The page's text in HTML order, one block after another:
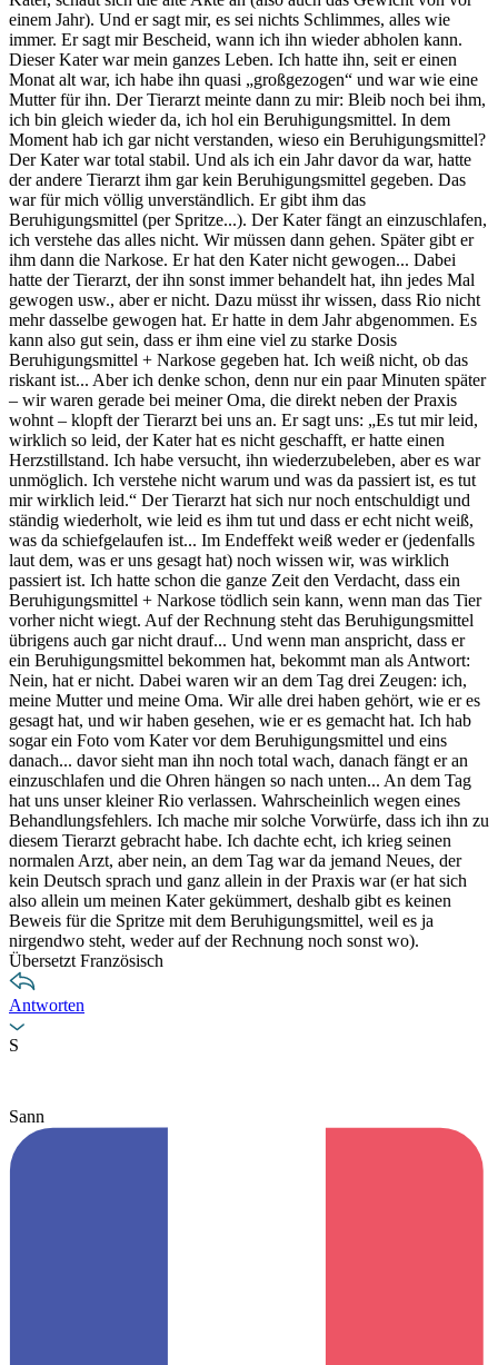
einem Jahr). Und er sagt mir, es sei nichts Schlimmes, alles wie
immer. Er sagt mir Bescheid, wann ich ihn wieder abholen kann.
Dieser Kater war mein ganzes Leben. Ich hatte ihn, seit er einen
Monat alt war, ich habe ihn quasi „großgezogen“ und war wie eine
Mutter für ihn. Der Tierarzt meinte dann zu mir: Bleib noch bei ihm,
ich bin gleich wieder da, ich hol ein Beruhigungsmittel. In dem
Moment hab ich gar nicht verstanden, wieso ein Beruhigungsmittel?
Der Kater war total stabil. Und als ich ein Jahr davor da war, hatte
der andere Tierarzt ihm gar kein Beruhigungsmittel gegeben. Das
war für mich völlig unverständlich. Er gibt ihm das
Beruhigungsmittel (per Spritze...). Der Kater fängt an einzuschlafen,
ich verstehe das alles nicht. Wir müssen dann gehen. Später gibt er
ihm dann die Narkose. Er hat den Kater nicht gewogen... Dabei
hatte der Tierarzt, der ihn sonst immer behandelt hat, ihn jedes Mal
gewogen usw., aber er nicht. Dazu müsst ihr wissen, dass Rio nicht
mehr dasselbe gewogen hat. Er hatte in dem Jahr abgenommen. Es
kann also gut sein, dass er ihm eine viel zu starke Dosis
Beruhigungsmittel + Narkose gegeben hat. Ich weiß nicht, ob das
riskant ist... Aber ich denke schon, denn nur ein paar Minuten später
– wir waren gerade bei meiner Oma, die direkt neben der Praxis
wohnt – klopft der Tierarzt bei uns an. Er sagt uns: „Es tut mir leid,
wirklich so leid, der Kater hat es nicht geschafft, er hatte einen
Herzstillstand. Ich habe versucht, ihn wiederzubeleben, aber es war
unmöglich. Ich verstehe nicht warum und was da passiert ist, es tut
mir wirklich leid.“ Der Tierarzt hat sich nur noch entschuldigt und
ständig wiederholt, wie leid es ihm tut und dass er echt nicht weiß,
was da schiefgelaufen ist... Im Endeffekt weiß weder er (jedenfalls
laut dem, was er uns gesagt hat) noch wissen wir, was wirklich
passiert ist. Ich hatte schon die ganze Zeit den Verdacht, dass ein
Beruhigungsmittel + Narkose tödlich sein kann, wenn man das Tier
vorher nicht wiegt. Auf der Rechnung steht das Beruhigungsmittel
übrigens auch gar nicht drauf... Und wenn man anspricht, dass er
ein Beruhigungsmittel bekommen hat, bekommt man als Antwort:
Nein, hat er nicht. Dabei waren wir an dem Tag drei Zeugen: ich,
meine Mutter und meine Oma. Wir alle drei haben gehört, wie er es
gesagt hat, und wir haben gesehen, wie er es gemacht hat. Ich hab
sogar ein Foto vom Kater vor dem Beruhigungsmittel und eins
danach... davor sieht man ihn noch total wach, danach fängt er an
einzuschlafen und die Ohren hängen so nach unten... An dem Tag
hat uns unser kleiner Rio verlassen. Wahrscheinlich wegen eines
Behandlungsfehlers. Ich mache mir solche Vorwürfe, dass ich ihn zu
diesem Tierarzt gebracht habe. Ich dachte echt, ich krieg seinen
normalen Arzt, aber nein, an dem Tag war da jemand Neues, der
kein Deutsch sprach und ganz allein in der Praxis war (er hat sich
also allein um meinen Kater gekümmert, deshalb gibt es keinen
Beweis für die Spritze mit dem Beruhigungsmittel, weil es ja
nirgendwo steht, weder auf der Rechnung noch sonst wo).
Übersetzt Französisch
Antworten
S
Sann